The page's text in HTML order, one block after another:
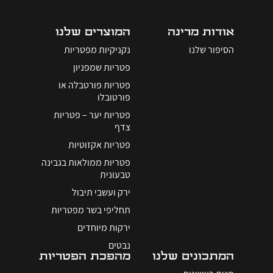
אודות מרינה
הסיפור שלנו
המוצרים שלנו
נקניקיות מפטריות
פטריות שמפניון
פטריות פורטבלה או
פורטובלו
פטריות יער – פטריות
צדף
פטריות אקזוטיות
פטריות ממולאות בגבינה
טבעונית
ירק ועשבי תיבול
תחליפי בשר מפטריות
ירקות מיוחדים
נבטים
המתכונים שלנו מהפכת הפטריות